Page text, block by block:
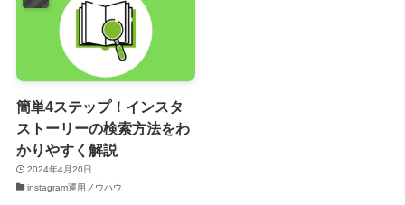
簡単4ステップ！インスタ
ストーリーの検索方法をわ
かりやすく解説
2024年4月20日
instagram運用ノウハウ